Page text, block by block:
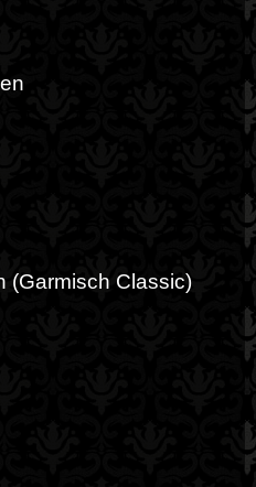
(Garmisch Classic)